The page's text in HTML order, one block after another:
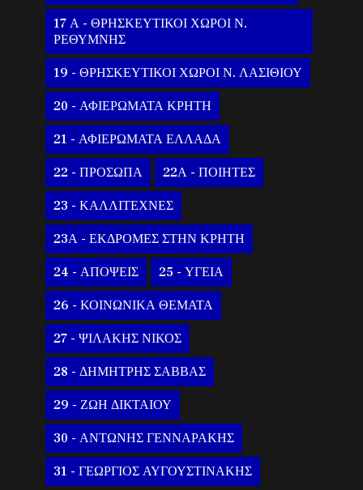
17 Α - ΘΡΗΣΚΕΥΤΙΚΟΙ ΧΩΡΟΙ Ν.
ΡΕΘΥΜΝΗΣ
19 - ΘΡΗΣΚΕΥΤΙΚΟΙ ΧΩΡΟΙ Ν. ΛΑΣΙΘΙΟΥ
20 - ΑΦΙΕΡΩΜΑΤΑ ΚΡΗΤΗ
21 - ΑΦΙΕΡΩΜΑΤΑ ΕΛΛΑΔΑ
22 - ΠΡΟΣΩΠΑ 22Α - ΠΟΙΗΤΕΣ
23 - ΚΑΛΛΙΤΕΧΝΕΣ
23Α - ΕΚΔΡΟΜΕΣ ΣΤΗΝ ΚΡΗΤΗ
24 - ΑΠΟΨΕΙΣ 25 - ΥΓΕΙΑ
26 - ΚΟΙΝΩΝΙΚΑ ΘΕΜΑΤΑ
27 - ΨΙΛΑΚΗΣ ΝΙΚΟΣ
28 - ΔΗΜΗΤΡΗΣ ΣΑΒΒΑΣ
29 - ΖΩΗ ΔΙΚΤΑΙΟΥ
30 - ΑΝΤΩΝΗΣ ΓΕΝΝΑΡΑΚΗΣ
31 - ΓΕΩΡΓΙΟΣ ΑΥΓΟΥΣΤΙΝΑΚΗΣ